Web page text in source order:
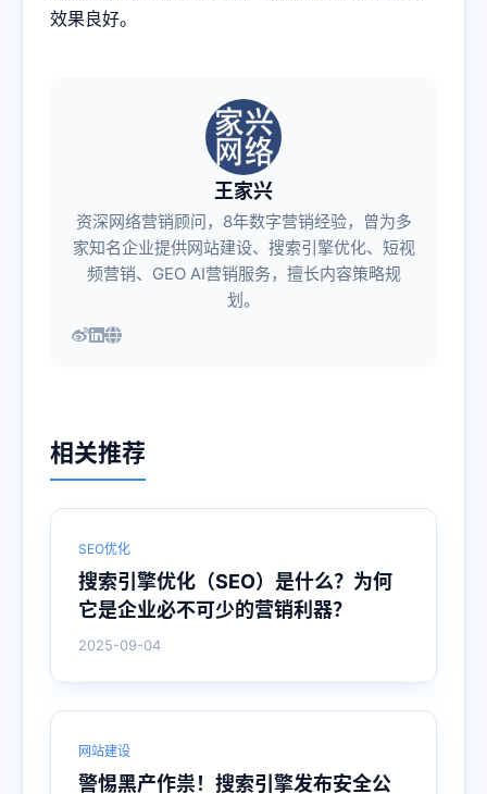
效果良好。
王家兴
资深网络营销顾问，8年数字营销经验，曾为多
家知名企业提供网站建设、搜索引擎优化、短视
频营销、GEO AI营销服务，擅长内容策略规
划。
相关推荐
SEO优化
搜索引擎优化（SEO）是什么？为何
它是企业必不可少的营销利器？
2025-09-04
网站建设
警惕黑产作祟！搜索引擎发布安全公